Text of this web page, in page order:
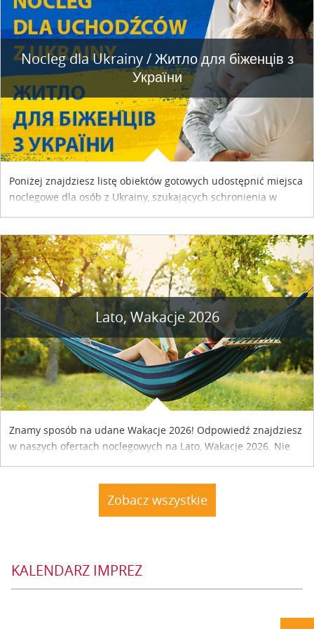
Nocleg dla Ukrainy / Житло для бiженцiв з
України
Poniżej znajdziesz listę obiektów gotowych udostępnić miejsca
noclegowe dla osób z Ukrainy, szukających schronienia w
Lato, Wakacje 2026
Znamy sposób na udane Wakacje 2026! Odpowiedź znajdziesz
w naszych ofertach noclegowych na Lato, Wakacje 2026. Nie
Zobacz wszystkie
KALENDARZ IMPREZ